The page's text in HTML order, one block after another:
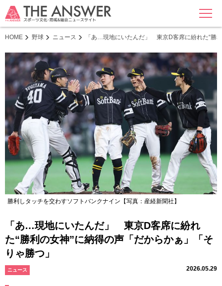
MENU
HOME 野球 ニュース 「あ…現地にいたんだ」 東京D客席に紛れた“勝
勝利しタッチを交わすソフトバンクナイン【写真：産経新聞社】
「あ…現地にいたんだ」 東京D客席に紛れ
た“勝利の女神”に納得の声「だからかぁ」「そ
りゃ勝つ」
ニュース 2026.05.29